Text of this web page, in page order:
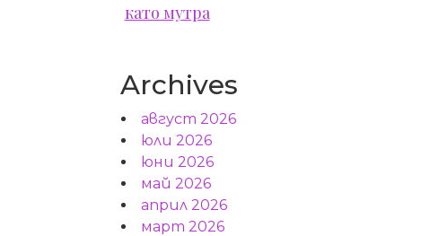
като мутра
Archives
август 2026
юли 2026
юни 2026
май 2026
април 2026
март 2026